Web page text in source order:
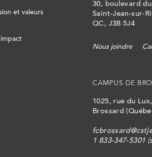
et valeurs
30, boulevard
Saint-Jean-sur-
QC, J3B 5J4
Nous joindre
CAMPUS DE
1025, rue du
Brossard
1 833-347-5301